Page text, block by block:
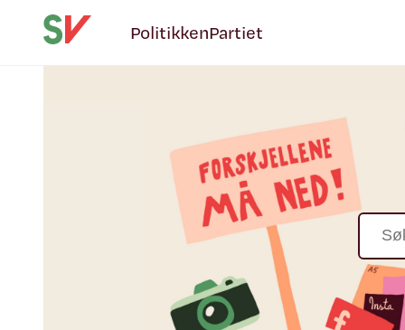
PolitikkenPartiet